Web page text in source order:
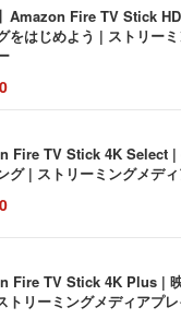
】Amazon Fire TV Stick
をはじめよう | ストリー
Fire TV Stick 4K Select |
グ | ストリーミングメデ
Fire TV Stick 4K Plus |
トリーミングメディアプ